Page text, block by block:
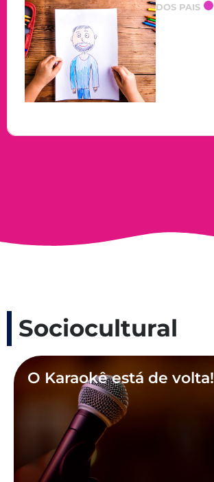
DOS PAIS
Sociocultural
O Karaokê está de volta!